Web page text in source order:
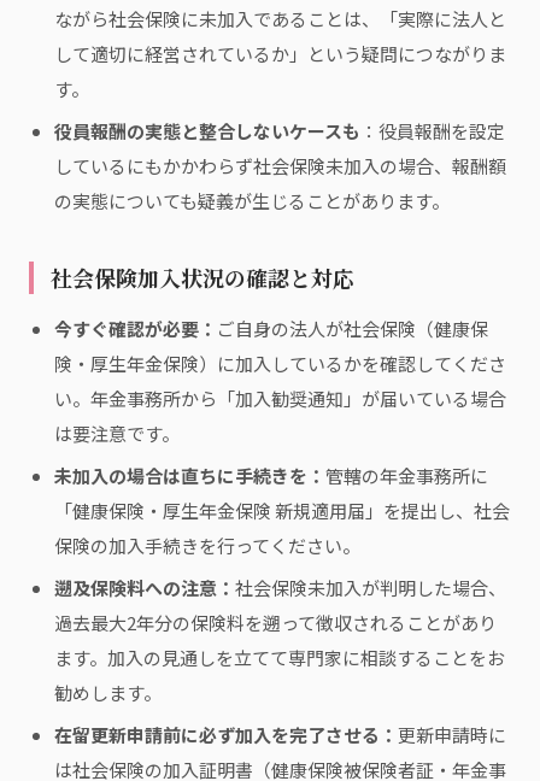
ながら社会保険に未加入であることは、「実際に法人と
して適切に経営されているか」という疑問につながりま
す。
役員報酬の実態と整合しないケースも ：役員報酬を設定
しているにもかかわらず社会保険未加入の場合、報酬額
の実態についても疑義が生じることがあります。
社会保険加入状況の確認と対応
今すぐ確認が必要： ご自身の法人が社会保険（健康保
険・厚生年金保険）に加入しているかを確認してくださ
い。年金事務所から「加入勧奨通知」が届いている場合
は要注意です。
未加入の場合は直ちに手続きを： 管轄の年金事務所に
「健康保険・厚生年金保険 新規適用届」を提出し、社会
保険の加入手続きを行ってください。
遡及保険料への注意： 社会保険未加入が判明した場合、
過去最大2年分の保険料を遡って徴収されることがあり
ます。加入の見通しを立てて専門家に相談することをお
勧めします。
在留更新申請前に必ず加入を完了させる： 更新申請時に
は社会保険の加入証明書（健康保険被保険者証・年金事